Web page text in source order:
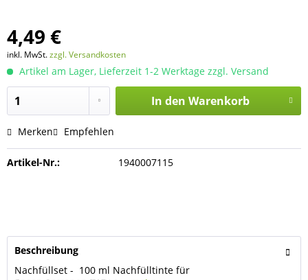
4,49 €
inkl. MwSt.zzgl. Versandkosten
Artikel am Lager, Lieferzeit 1-2 Werktage zzgl. Versand
In den Warenkorb
Merken Empfehlen
Artikel-Nr.: 1940007115
Beschreibung
Nachfüllset - 100 ml Nachfülltinte für